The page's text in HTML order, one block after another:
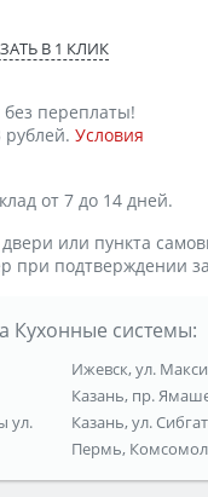
В 1 КЛИК
переплаты!
Условия
от 7 до 14 дней.
или пункта
при подтверждении
Кухонные системы:
ул.
Ижевск, ул.
Казань, пр.
Казань, ул.
Пермь,